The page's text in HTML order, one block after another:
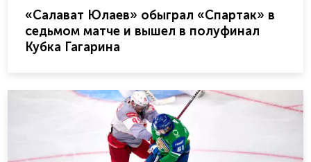
«Салават Юлаев» обыграл «Спартак» в
седьмом матче и вышел в полуфинал
Кубка Гагарина